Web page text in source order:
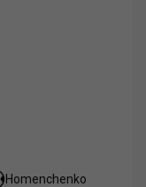
Homenchenko